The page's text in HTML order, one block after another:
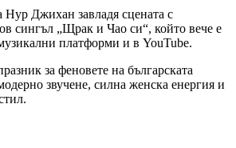
Нур Джихан завладя сцената с
сингъл „Щрак и Чао си“, който вече е
платформи и в YouTube.
за феновете на българската
звучене, силна женска енергия и